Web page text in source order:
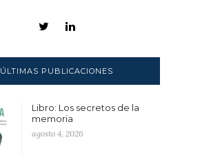
ÚLTIMAS PUBLICACIONES
Libro: Los secretos de la
memoria
agosto 4, 2026